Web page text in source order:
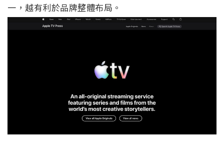
一，越有利於品牌整體布局。